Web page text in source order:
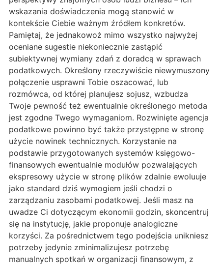
wskazania doświadczenia mogą stanowić w
kontekście Ciebie ważnym źródłem konkretów.
Pamiętaj, że jednakowoż mimo wszystko najwyżej
oceniane sugestie niekoniecznie zastąpić
subiektywnej wymiany zdań z doradcą w sprawach
podatkowych. Określony rzeczywiście niewymuszony
połączenie usprawni Tobie oszacować, lub
rozmówca, od której planujesz sojusz, wzbudza
Twoje pewność też ewentualnie określonego metoda
jest zgodne Twego wymaganiom. Rozwinięte agencja
podatkowe powinno być także przystępne w stronę
użycie nowinek technicznych. Korzystanie na
podstawie przygotowanych systemów księgowo-
finansowych ewentualnie modułów pozwalających
ekspresowy użycie w stronę plików zdalnie ewoluuje
jako standard dziś wymogiem jeśli chodzi o
zarządzaniu zasobami podatkowej. Jeśli masz na
uwadze Ci dotyczącym ekonomii godzin, skoncentruj
się na instytucję, jakie proponuje analogiczne
korzyści. Za pośrednictwem tego podejścia unikniesz
potrzeby jedynie zminimalizujesz potrzebę
manualnych spotkań w organizacji finansowym, z